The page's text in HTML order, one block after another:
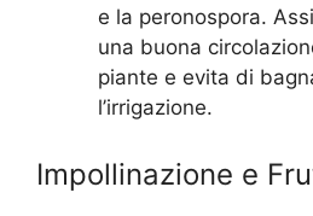
e la peronospora.
una buona
piante e evita di
l’irrigazione.
Impollinazione e